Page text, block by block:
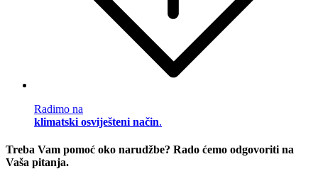
Radimo na
klimatski osviješteni način.
Treba Vam pomoć oko narudžbe? Rado ćemo odgovoriti na
Vaša pitanja.